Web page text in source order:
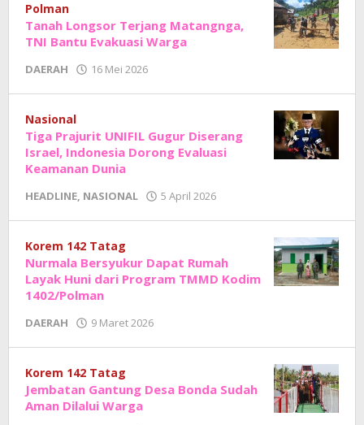
Polman
Tanah Longsor Terjang Matangnga,
TNI Bantu Evakuasi Warga
DAERAH 16 Mei 2026
Junaedi
Nasional
Tiga Prajurit UNIFIL Gugur Diserang
Israel, Indonesia Dorong Evaluasi
Keamanan Dunia
HEADLINE, NASIONAL 5 April 2026
Junaedi
Korem 142 Tatag
Nurmala Bersyukur Dapat Rumah
Layak Huni dari Program TMMD Kodim
1402/Polman
DAERAH 9 Maret 2026
Junaedi
Korem 142 Tatag
Jembatan Gantung Desa Bonda Sudah
Aman Dilalui Warga